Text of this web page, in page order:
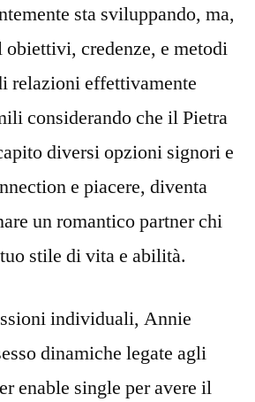
sta sviluppando, ma,
obiettivi, credenze, e metodi
relazioni effettivamente
considerando che il Pietra
diversi opzioni signori e
e piacere, diventa
un romantico partner chi
stile di vita e abilità.
individuali, Annie
dinamiche legate agli
enable single per avere il